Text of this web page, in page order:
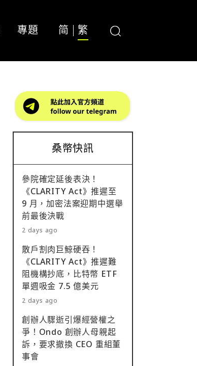
專題 简 繁
桑幣快訊
參院確定延後表決！
《CLARITY Act》推遲至
9 月，加密法案迎期中選舉
前最後決戰
2 days ago
散戶割肉巨鯨硬吞！
《CLARITY Act》推遲難
阻機構抄底，比特幣 ETF
單週吸金 7.5 億美元
2 days ago
創辦人驟逝引爆經營權之
爭！Ondo 創辦人母親起
訴，要求撤換 CEO 重組董
事會